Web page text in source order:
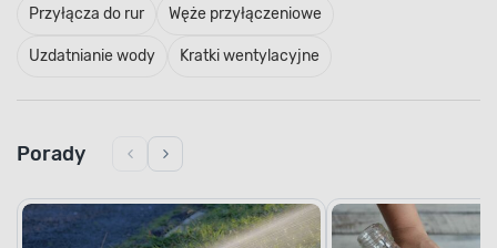
Przyłącza do rur Węże przyłączeniowe
Uzdatnianie wody Kratki wentylacyjne
Porady